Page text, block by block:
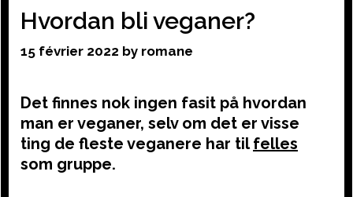
Hvordan bli veganer?
15 février 2022 by romane
Det finnes nok ingen fasit på hvordan
man er veganer, selv om det er visse
ting de fleste veganere har tilfelles
som gruppe.